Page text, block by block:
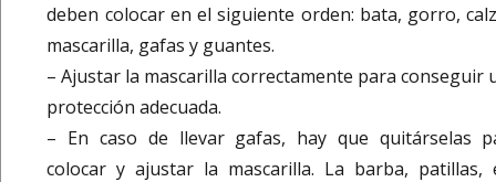
deben colocar en el siguiente orden: bata, gorro,
mascarilla, gafas y guantes.
– Ajustar la mascarilla correctamente para conseguir
protección adecuada.
– En caso de llevar gafas, hay que quitárselas
colocar y ajustar la mascarilla. La barba, patillas,